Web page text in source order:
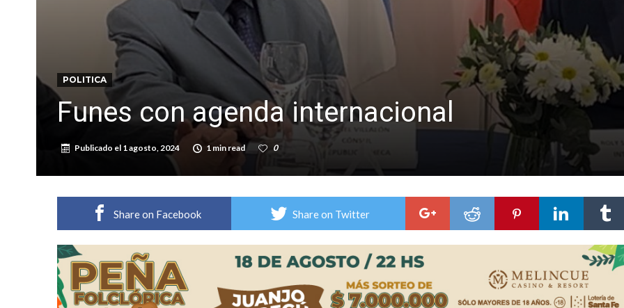
POLITICA
Funes con agenda internacional
Publicado el 1 agosto, 2024 1 min read 0
Share on Facebook Share on Twitter